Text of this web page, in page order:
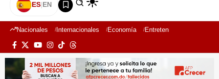
ES|EN
Nacionales Internacionales Economía Entretenimiento